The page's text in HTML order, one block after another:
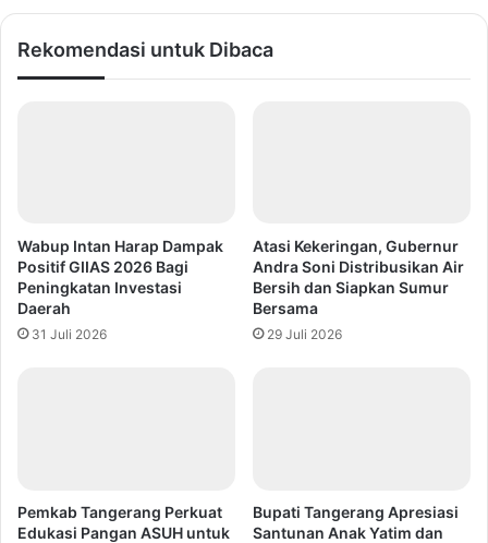
Rekomendasi untuk Dibaca
Wabup Intan Harap Dampak
Positif GIIAS 2026 Bagi
Peningkatan Investasi
Daerah
31 Juli 2026
Atasi Kekeringan, Gubernur
Andra Soni Distribusikan Air
Bersih dan Siapkan Sumur
Bersama
29 Juli 2026
Pemkab Tangerang Perkuat
Edukasi Pangan ASUH untuk
Bupati Tangerang Apresiasi
Santunan Anak Yatim dan